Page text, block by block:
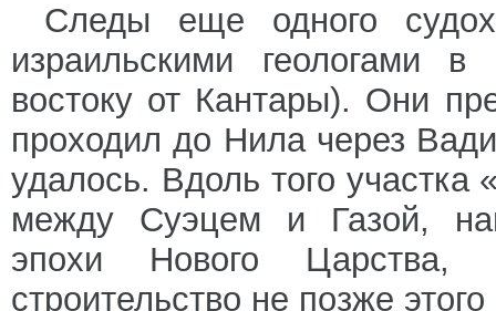
Следы еще одного
израильскими геологами
востоку от Кантары). Они
проходил до Нила через
удалось. Вдоль того участка
между Суэцем и Газой,
эпохи Нового Царства,
строительство не позже